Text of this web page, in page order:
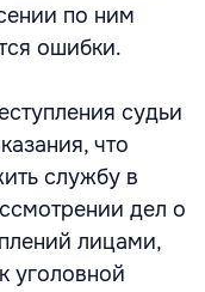
по ним
ошибки.
судьи
что
службу в
дел о
лицами,
уголовной